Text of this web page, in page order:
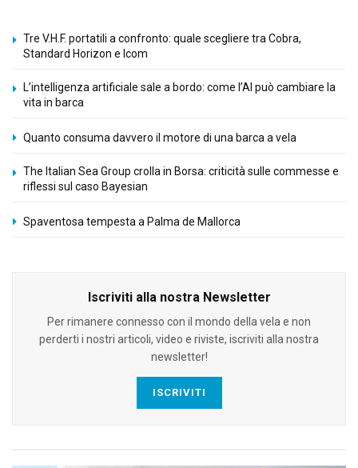
Tre V.H.F. portatili a confronto: quale scegliere tra Cobra,
Standard Horizon e Icom
L’intelligenza artificiale sale a bordo: come l’AI può cambiare la
vita in barca
Quanto consuma davvero il motore di una barca a vela
The Italian Sea Group crolla in Borsa: criticità sulle commesse e
riflessi sul caso Bayesian
Spaventosa tempesta a Palma de Mallorca
Iscriviti alla nostra Newsletter
Per rimanere connesso con il mondo della vela e non
perderti i nostri articoli, video e riviste, iscriviti alla nostra
newsletter!
ISCRIVITI